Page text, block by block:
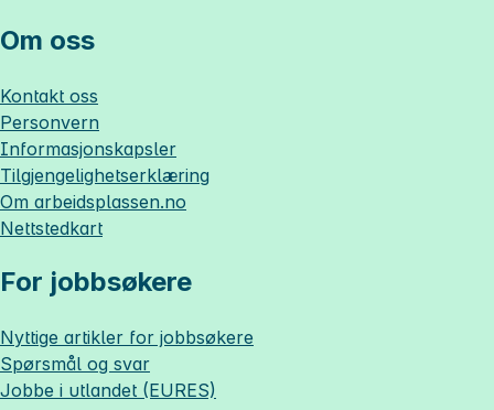
Om oss
Kontakt oss
Personvern
Informasjonskapsler
Tilgjengelighetserklæring
Om arbeidsplassen.no
Nettstedkart
For jobbsøkere
Nyttige artikler for jobbsøkere
Spørsmål og svar
Jobbe i utlandet (EURES)